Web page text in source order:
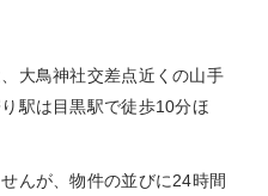
大鳥神社交差点近くの山手
駅は目黒駅で徒歩10分ほ
んが、物件の並びに24時間